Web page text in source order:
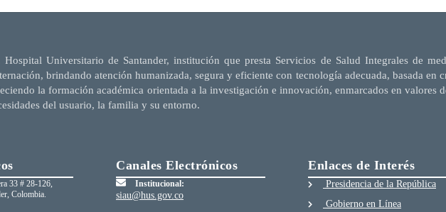
Hospital Universitario de Santander, institución que presta Servicios de Salud Integrales de
brindando atención humanizada, segura y eficiente con tecnología adecuada, basada en
la formación académica orientada a la investigación e innovación, enmarcados en valores
del usuario, la familia y su entorno.
33 # 28-126,
Colombia.
Canales Electrónicos
Institucional:
siau@hus.gov.co
Enlaces de Interés
Presidencia de la República
Gobierno en Línea